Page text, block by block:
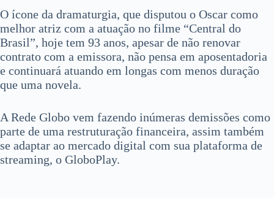
O ícone da dramaturgia, que disputou o Oscar como
melhor atriz com a atuação no filme “Central do
Brasil”, hoje tem 93 anos, apesar de não renovar
contrato com a emissora, não pensa em aposentadoria
e continuará atuando em longas com menos duração
que uma novela.
A Rede Globo vem fazendo inúmeras demissões como
parte de uma restruturação financeira, assim também
se adaptar ao mercado digital com sua plataforma de
streaming, o GloboPlay.